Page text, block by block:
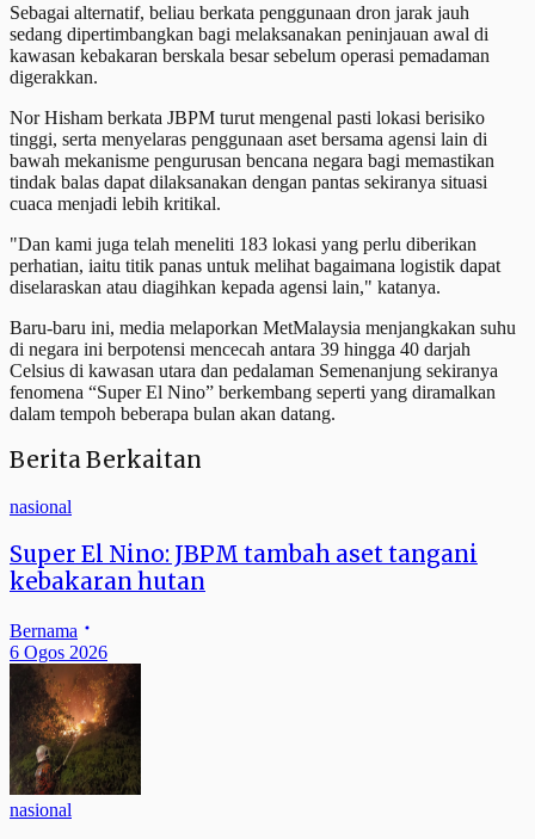
Sebagai alternatif, beliau berkata penggunaan dron jarak jauh
sedang dipertimbangkan bagi melaksanakan peninjauan awal di
kawasan kebakaran berskala besar sebelum operasi pemadaman
digerakkan.
Nor Hisham berkata JBPM turut mengenal pasti lokasi berisiko
tinggi, serta menyelaras penggunaan aset bersama agensi lain di
bawah mekanisme pengurusan bencana negara bagi memastikan
tindak balas dapat dilaksanakan dengan pantas sekiranya situasi
cuaca menjadi lebih kritikal.
"Dan kami juga telah meneliti 183 lokasi yang perlu diberikan
perhatian, iaitu titik panas untuk melihat bagaimana logistik dapat
diselaraskan atau diagihkan kepada agensi lain," katanya.
Baru-baru ini, media melaporkan MetMalaysia menjangkakan suhu
di negara ini berpotensi mencecah antara 39 hingga 40 darjah
Celsius di kawasan utara dan pedalaman Semenanjung sekiranya
fenomena “Super El Nino” berkembang seperti yang diramalkan
dalam tempoh beberapa bulan akan datang.
Berita Berkaitan
nasional
Super El Nino: JBPM tambah aset tangani
kebakaran hutan
Bernama
6 Ogos 2026
nasional